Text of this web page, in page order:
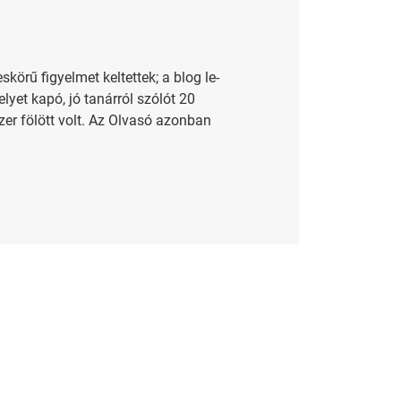
fi­gyel­met kel­tet­tek; a blog le­
kapó, jó ta­nár­ról szó­lót 20
fö­lött volt. Az Ol­va­só azon­ban